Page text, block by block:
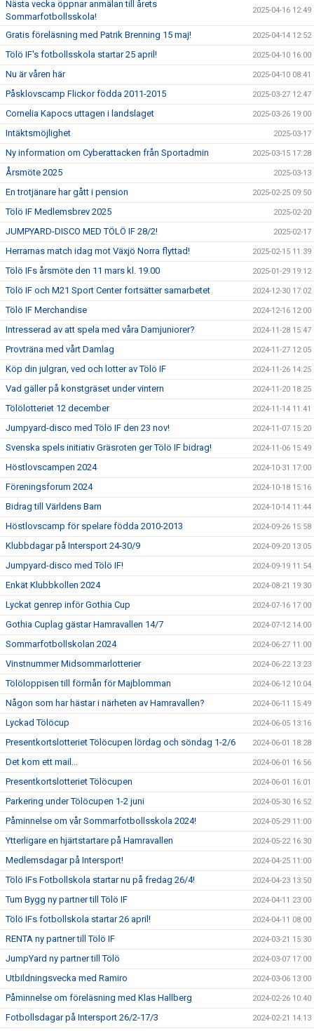
Nästa vecka öppnar anmälan till årets
Sommarfotbollsskola!
2025-04-16 12:49
Gratis föreläsning med Patrik Brenning 15 maj! 2025-04-14 12:52
Tölö IF's fotbollsskola startar 25 april! 2025-04-10 16:00
Nu är våren här 2025-04-10 08:41
Påsklovscamp Flickor födda 2011-2015 2025-03-27 12:47
Cornelia Kapocs uttagen i landslaget 2025-03-26 19:00
Intäktsmöjlighet 2025-03-17
Ny information om Cyberattacken från Sportadmin 2025-03-15 17:28
Årsmöte 2025 2025-03-13
En trotjänare har gått i pension 2025-02-25 09:50
Tölö IF Medlemsbrev 2025 2025-02-20
JUMPYARD-DISCO MED TÖLÖ IF 28/2! 2025-02-17
Herrarnas match idag mot Växjö Norra flyttad! 2025-02-15 11:39
Tölö IFs årsmöte den 11 mars kl. 19.00 2025-01-29 19:12
Tölö IF och M21 Sport Center fortsätter samarbetet 2024-12-30 17:02
Tölö IF Merchandise 2024-12-16 12:00
Intresserad av att spela med våra Damjuniorer? 2024-11-28 15:47
Provträna med vårt Damlag 2024-11-27 12:05
Köp din julgran, ved och lotter av Tölö IF 2024-11-26 14:25
Vad gäller på konstgräset under vintern 2024-11-20 18:25
Tölölotteriet 12 december 2024-11-14 11:41
Jumpyard-disco med Tölö IF den 23 nov! 2024-11-07 15:20
Svenska spels initiativ Gräsroten ger Tölö IF bidrag! 2024-11-06 15:49
Höstlovscampen 2024 2024-10-31 17:00
Föreningsforum 2024 2024-10-18 15:16
Bidrag till Världens Barn 2024-10-14 11:44
Höstlovscamp för spelare födda 2010-2013 2024-09-26 15:58
Klubbdagar på Intersport 24-30/9 2024-09-20 13:05
Jumpyard-disco med Tölö IF! 2024-09-19 11:54
Enkät Klubbkollen 2024 2024-08-21 19:30
Lyckat genrep inför Gothia Cup 2024-07-16 17:00
Gothia Cuplag gästar Hamravallen 14/7 2024-07-12 14:00
Sommarfotbollskolan 2024 2024-06-27 11:00
Vinstnummer Midsommarlotterier 2024-06-22 13:23
Tölöloppisen till förmån för Majblomman 2024-06-12 10:04
Någon som har hästar i närheten av Hamravallen? 2024-06-11 15:49
Lyckad Tölöcup 2024-06-05 13:16
Presentkortslotteriet Tölöcupen lördag och söndag 1-2/6 2024-06-01 18:28
Det kom ett mail... 2024-06-01 16:56
Presentkortslotteriet Tölöcupen 2024-06-01 16:01
Parkering under Tölöcupen 1-2 juni 2024-05-30 16:52
Påminnelse om vår Sommarfotbollsskola 2024! 2024-05-29 11:00
Ytterligare en hjärtstartare på Hamravallen 2024-05-22 16:30
Medlemsdagar på Intersport! 2024-04-25 11:00
Tölö IFs Fotbollskola startar nu på fredag 26/4! 2024-04-23 13:50
Tum Bygg ny partner till Tölö IF 2024-04-11 23:00
Tölö IFs fotbollskola startar 26 april! 2024-04-11 08:00
RENTA ny partner till Tölö IF 2024-03-21 15:30
JumpYard ny partner till Tölö 2024-03-07 17:00
Utbildningsvecka med Ramiro 2024-03-06 13:00
Påminnelse om föreläsning med Klas Hallberg 2024-02-26 10:40
Fotbollsdagar på Intersport 26/2-17/3 2024-02-21 14:13